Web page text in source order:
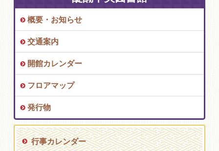
概要・お知らせ
交通案内
開館カレンダー
フロアマップ
発行物
行事カレンダー